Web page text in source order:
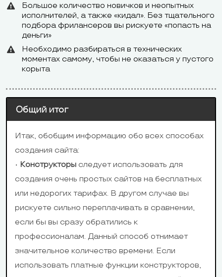
Большое количество новичков и неопытных
исполнителей, а также «кидал». Без тщательного
подбора фрилансеров вы рискуете «попасть на
деньги»
Необходимо разбираться в технических
моментах самому, чтобы не оказаться у пустого
корыта
Общий итог
Итак, обобщим информацию обо всех способах
создания сайта:
• Конструкторы следует использовать для
создания очень простых сайтов на бесплатных
или недорогих тарифах. В другом случае вы
рискуете сильно переплачивать в сравнении,
если бы вы сразу обратились к
профессионалам. Данный способ отнимает
значительное количество времени. Если
использовать платные функции конструкторов,